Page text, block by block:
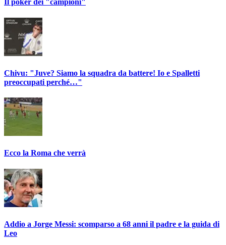
Il poker dei "campioni"
Chivu: "Juve? Siamo la squadra da battere! Io e Spalletti
preoccupati perché…"
Ecco la Roma che verrà
Addio a Jorge Messi: scomparso a 68 anni il padre e la guida di
Leo